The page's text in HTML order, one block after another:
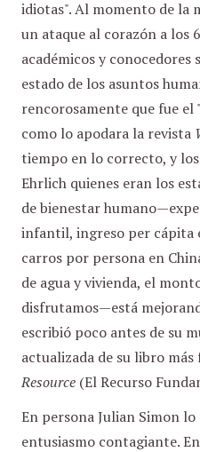
idiotas". Al momento de la
un ataque al corazón a los
académicos y
estado de los asuntos
rencorosamente que fue el
como lo apodara la revista
tiempo en lo correcto, y
Ehrlich quienes eran los
de bienestar
infantil, ingreso per cápita
carros por persona en
de agua y vivienda, el
disfrutamos—está
escribió poco antes de su
actualizada de su libro más
Resource (El Recurso
En persona Julian Simon
entusiasmo contagiante.